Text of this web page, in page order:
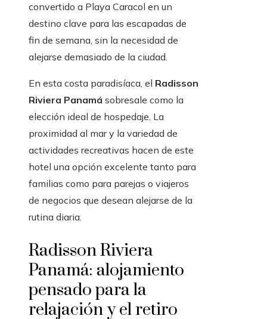
convertido a Playa Caracol en un
destino clave para las escapadas de
fin de semana, sin la necesidad de
alejarse demasiado de la ciudad.
En esta costa paradisíaca, el Radisson
Riviera Panamá sobresale como la
elección ideal de hospedaje. La
proximidad al mar y la variedad de
actividades recreativas hacen de este
hotel una opción excelente tanto para
familias como para parejas o viajeros
de negocios que desean alejarse de la
rutina diaria.
Radisson Riviera
Panamá: alojamiento
pensado para la
relajación y el retiro